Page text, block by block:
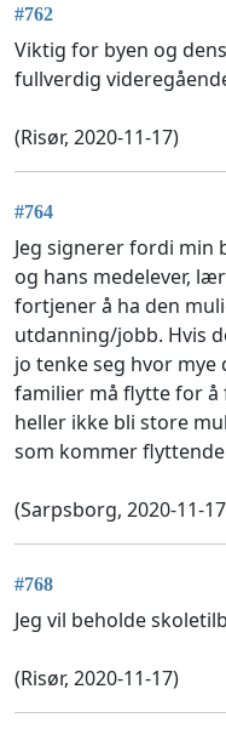
#762
Viktig for byen og
fullverdig
(Risør, 2020-11-17)
#764
Jeg signerer fordi min
og hans medelever,
fortjener å ha den
utdanning/jobb. Hvis
jo tenke seg hvor mye
familier må flytte for å
heller ikke bli store
som kommer flyttende
(Sarpsborg, 2020-11-
#768
Jeg vil beholde
(Risør, 2020-11-17)